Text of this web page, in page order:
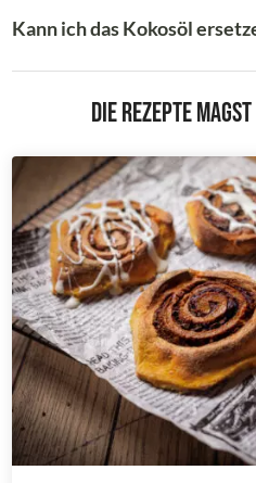
Kann ich das Kokosöl
Die Rezepte